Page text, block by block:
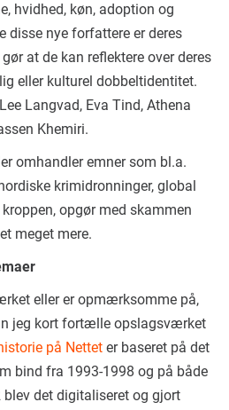
hvidhed, køn, adoption og
nye forfattere er deres
at de kan reflektere over deres
eller kulturel dobbeltidentitet.
Langvad, Eva Tind, Athena
Khemiri.
omhandler emner som bl.a.
krimidronninger, global
opgør med skammen
meget mere.
eller er opmærksomme på,
jeg kort fortælle opslagsværket
på Nettet er baseret på det
bind fra 1993-1998 og på både
det digitaliseret og gjort